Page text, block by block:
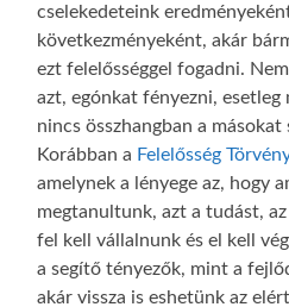
cselekedeteink
következményeként, akár
ezt felelősséggel fogadni.
azt, egónkat fényezni, esetleg
nincs összhangban a
Korábban a Felelősség
amelynek a lényege az, hogy
megtanultunk, azt a tudást,
fel kell vállalnunk és el kell
a segítő tényezők, mint a
akár vissza is eshetünk az